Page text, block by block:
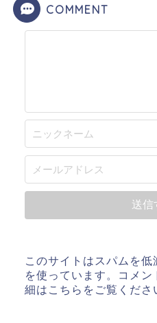
COMMENT
このサイトはスパムを
を使っています。
コメン
細はこちらをご覧くださ